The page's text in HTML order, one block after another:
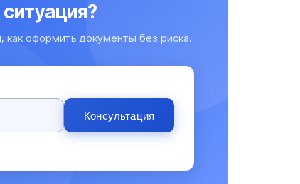
оформить документы без риска.
Консультация